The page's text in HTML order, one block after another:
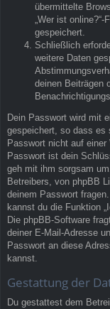
übermittelte
„Wer ist
gespeichert.
Schließlich
weitere Daten
deinen Beiträgen
Dein Passwort wird mit
gespeichert, so dass es
Passwort nicht auf
Passwort ist dein
geh mit ihm sorgsam
Betreibers, von phpBB
deinem Passwort
kannst du die Funktion
Die phpBB-Software
deiner E-Mail-Adresse
Passwort an diese
kannst.
Gestattung der
Du gestattest dem